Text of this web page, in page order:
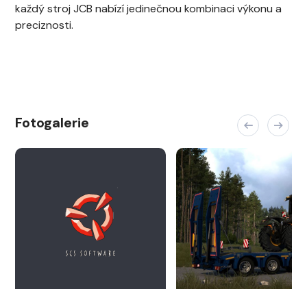
každý stroj JCB nabízí jedinečnou kombinaci výkonu a
preciznosti.
Fotogalerie